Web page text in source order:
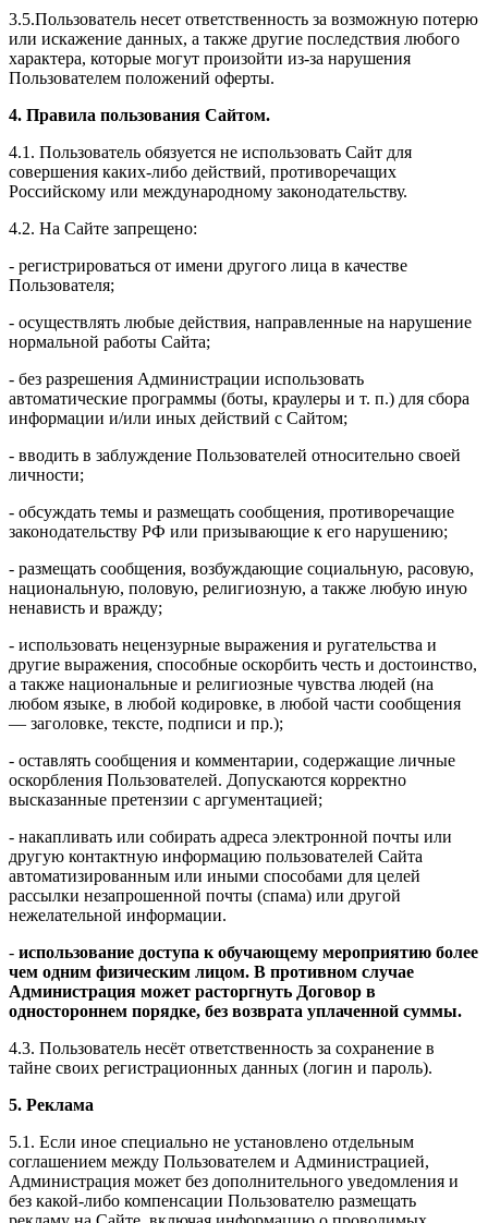
3.5.Пользователь несет ответственность за возможную потерю
или искажение данных, а также другие последствия любого
характера, которые могут произойти из-за нарушения
Пользователем положений оферты.
4. Правила пользования Сайтом.
4.1. Пользователь обязуется не использовать Сайт для
совершения каких-либо действий, противоречащих
Российскому или международному законодательству.
4.2. На Сайте запрещено:
- регистрироваться от имени другого лица в качестве
Пользователя;
- осуществлять любые действия, направленные на нарушение
нормальной работы Сайта;
- без разрешения Администрации использовать
автоматические программы (боты, краулеры и т. п.) для сбора
информации и/или иных действий с Сайтом;
- вводить в заблуждение Пользователей относительно своей
личности;
- обсуждать темы и размещать сообщения, противоречащие
законодательству РФ или призывающие к его нарушению;
- размещать сообщения, возбуждающие социальную, расовую,
национальную, половую, религиозную, а также любую иную
ненависть и вражду;
- использовать нецензурные выражения и ругательства и
другие выражения, способные оскорбить честь и достоинство,
а также национальные и религиозные чувства людей (на
любом языке, в любой кодировке, в любой части сообщения
— заголовке, тексте, подписи и пр.);
- оставлять сообщения и комментарии, содержащие личные
оскорбления Пользователей. Допускаются корректно
высказанные претензии с аргументацией;
- накапливать или собирать адреса электронной почты или
другую контактную информацию пользователей Сайта
автоматизированным или иными способами для целей
рассылки незапрошенной почты (спама) или другой
нежелательной информации.
- использование доступа к обучающему мероприятию более
чем одним физическим лицом. В противном случае
Администрация может расторгнуть Договор в
одностороннем порядке, без возврата уплаченной суммы.
4.3. Пользователь несёт ответственность за сохранение в
тайне своих регистрационных данных (логин и пароль).
5. Реклама
5.1. Если иное специально не установлено отдельным
соглашением между Пользователем и Администрацией,
Администрация может без дополнительного уведомления и
без какой-либо компенсации Пользователю размещать